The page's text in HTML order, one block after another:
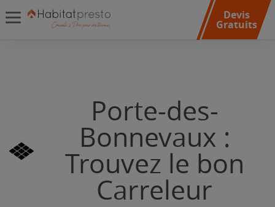
Devis
Gratuits
Porte-des-
Bonnevaux :
Trouvez le bon
Carreleur